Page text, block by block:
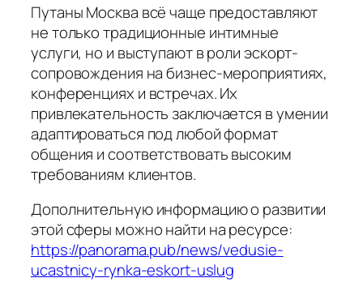
Путаны Москва всё чаще предоставляют
не только традиционные интимные
услуги, но и выступают в роли эскорт-
сопровождения на бизнес-мероприятиях,
конференциях и встречах. Их
привлекательность заключается в умении
адаптироваться под любой формат
общения и соответствовать высоким
требованиям клиентов.
Дополнительную информацию о развитии
этой сферы можно найти на ресурсе:
https://panorama.pub/news/vedusie-
ucastnicy-rynka-eskort-uslug